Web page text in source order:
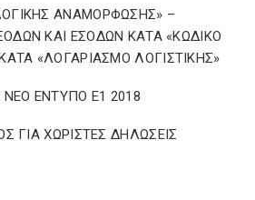
ΑΝΑΜΟΡΦΩΣΗΣ» –
ΚΑΙ ΕΣΟΔΩΝ ΚΑΤΑ «ΚΩΔΙΚΟ
«ΛΟΓΑΡΙΑΣΜΟ ΛΟΓΙΣΤΙΚΗΣ»
ΕΝΤΥΠΟ Ε1 2018
ΓΙΑ ΧΩΡΙΣΤΕΣ ΔΗΛΩΣΕΙΣ